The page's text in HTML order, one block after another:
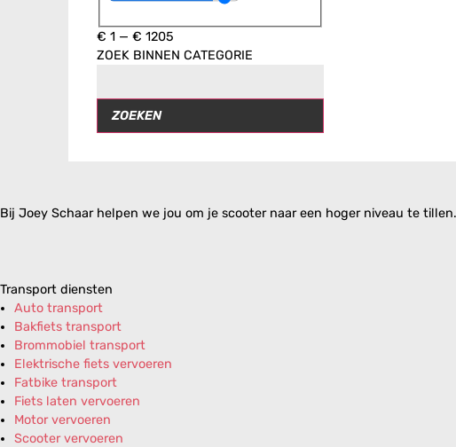
€ 1 — € 1205
ZOEK BINNEN CATEGORIE
ZOEKEN
Bij Joey Schaar helpen we jou om je scooter naar een hoger niveau te
Transport diensten
Auto transport
Bakfiets transport
Brommobiel transport
Elektrische fiets vervoeren
Fatbike transport
Fiets laten vervoeren
Motor vervoeren
Scooter vervoeren